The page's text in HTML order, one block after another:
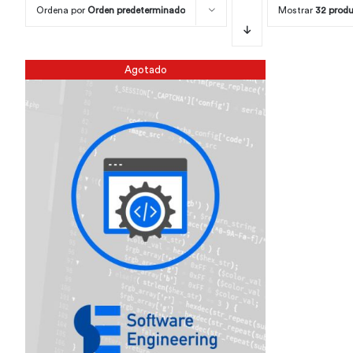
Ordena por Orden predeterminado Mostrar 32
Agotado